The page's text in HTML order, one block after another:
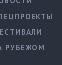
РУБЕЖОМ